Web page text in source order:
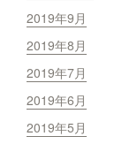
2019年9月
2019年8月
2019年7月
2019年6月
2019年5月